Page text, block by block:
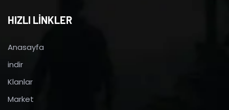
HIZLI LİNKLER
Anasayfa
indir
Klanlar
Market